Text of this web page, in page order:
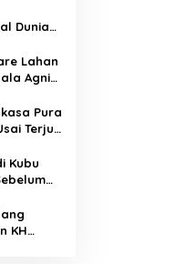
Dunia
Lahan
Agni
Pura
Terjun
Kubu
KH